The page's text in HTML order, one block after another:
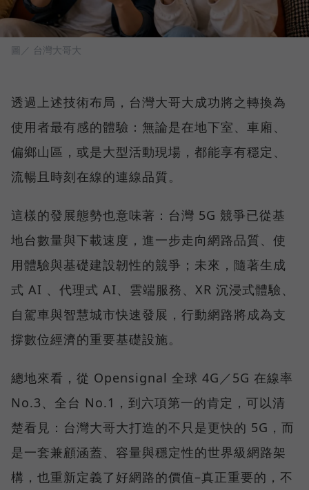
圖／ 台灣大哥大
透過上述技術布局，台灣大哥大成功將之轉換為
使用者最有感的體驗：無論是在地下室、車廂、
偏鄉山區，或是大型活動現場，都能享有穩定、
流暢且時刻在線的連線品質。
這樣的發展態勢也意味著：台灣 5G 競爭已從基
地台數量與下載速度，進一步走向網路品質、使
用體驗與基礎建設韌性的競爭；未來，隨著生成
式 AI 、代理式 AI、雲端服務、XR 沉浸式體驗、
自駕車與智慧城市快速發展，行動網路將成為支
撐數位經濟的重要基礎設施。
總地來看，從 Opensignal 全球 4G／5G 在線率
No.3、全台 No.1，到六項第一的肯定，可以清
楚看見：台灣大哥大打造的不只是更快的 5G，而
是一套兼顧涵蓋、容量與穩定性的世界級網路架
構，也重新定義了好網路的價值–真正重要的，不